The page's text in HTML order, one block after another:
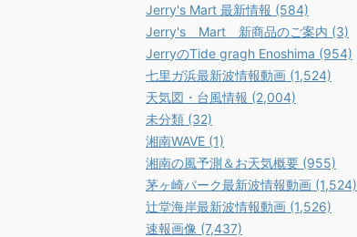
Jerry's Mart 最新情報 (584)
Jerry's Mart 新商品のご案内 (3)
JerryのTide gragh Enoshima (954)
七里ガ浜最新波情報動画 (1,524)
天気図・台風情報 (2,004)
未分類 (32)
湘南WAVE (1)
湘南の風予測＆お天気概要 (955)
茅ヶ崎パーク最新波情報動画 (1,524)
辻堂海岸最新波情報動画 (1,526)
速報画像 (7,437)